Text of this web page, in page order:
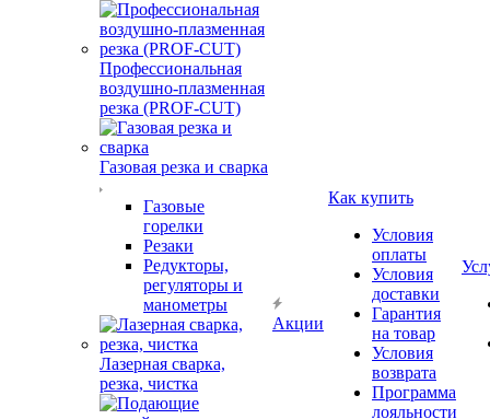
Профессиональная
воздушно-плазменная
резка (PROF-CUT)
Газовая резка и сварка
Газовые
горелки
Резаки
Редукторы,
регуляторы и
манометры
Лазерная сварка,
резка, чистка
Акции
Как купить
Условия
оплаты
Условия
доставки
Гарантия
на товар
Условия
возврата
Программа
лояльности